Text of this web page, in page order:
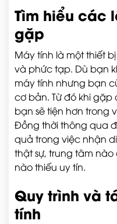
Tìm hiểu các
gặp
Máy tính là một thiết
và phức tạp. Dù bạn
máy tính nhưng bạn
cơ bản. Từ đó khi
bạn sẽ tiện hơn trong
Đồng thời thông qua
quả trong việc nhận
thật sự, trung tâm
nào thiếu uy tín.
Quy trình và
tính